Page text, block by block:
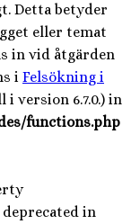
Detta betyder
eller temat
in vid åtgärden
i Felsökning i
i version 6.7.0.) in
functions.php
deprecated in